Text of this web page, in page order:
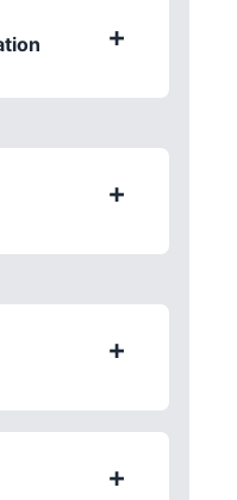
+
+
+
+